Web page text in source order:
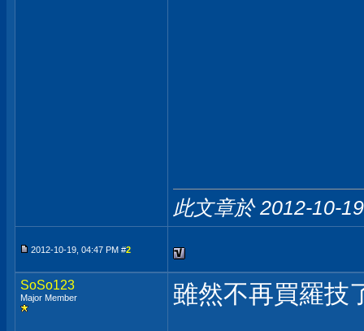
此文章於 2012-10-
2012-10-19, 04:47 PM #2
SoSo123
Major Member 雖然不再買羅技